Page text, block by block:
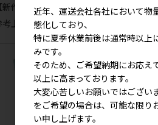
新作】おすししばた マグネット
上代
700円
いや
参考
近年、運送会社各社において物
態化しており、
特に夏季休業前後は通常時以上
みです。
そのため、ご希望納期にお応え
以上に高まっております。
大変心苦しいお願いではござい
をご希望の場合は、可能な限り
い申し上げます。